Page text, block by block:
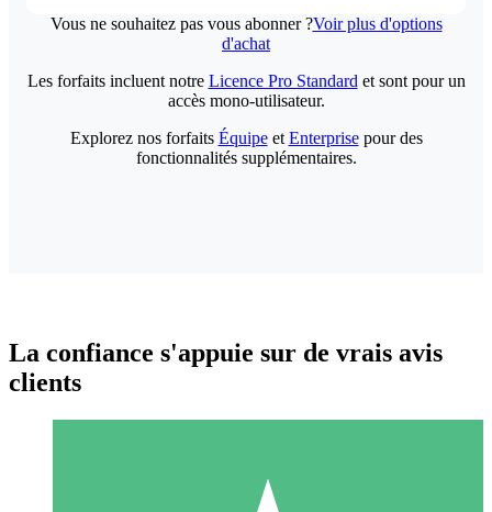
Vous ne souhaitez pas vous abonner ?Voir plus d'options
d'achat
Les forfaits incluent notre Licence Pro Standard et sont pour un
accès mono-utilisateur.
Explorez nos forfaits Équipeet Enterprisepour des
fonctionnalités supplémentaires.
La confiance s'appuie sur de vrais avis
clients